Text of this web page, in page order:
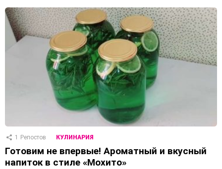
1 Репостов КУЛИНАРИЯ
Готовим не впервые! Ароматный и вкусный
напиток в стиле «Мохито»